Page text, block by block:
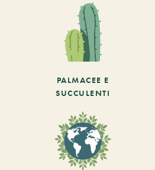
PALMACEE E
SUCCULENTI